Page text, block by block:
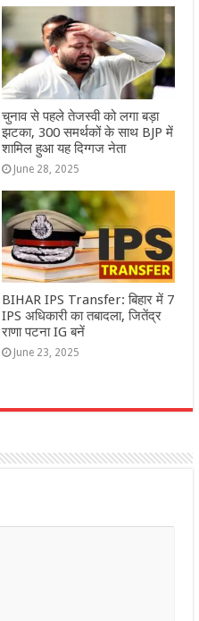
चुनाव से पहले तेजस्वी को लगा बड़ा
झटका, 300 समर्थकों के साथ BJP में
शामिल हुआ यह दिग्गज नेता
June 28, 2025
BIHAR IPS Transfer: बिहार में 7
IPS अधिकारी का तबादला, जितेंद्र
राणा पटना IG बनें
June 23, 2025